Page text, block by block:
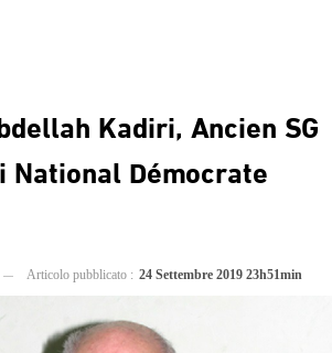
Kadiri, Ancien SG
National Démocrate
Articolo pubblicato : 24 Settembre 2019 23h51min